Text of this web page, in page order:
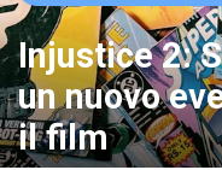
Injustice 2:
un nuovo
il film